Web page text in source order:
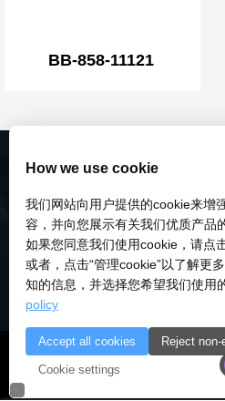
BB-858-11121
© 2018-2026 深圳市研伟科技有
18028922号-3
How we use cookie
我们网站向用户提供的cookie来增
容，并向您展示有关我们优质产品
如果您同意我们使用cookie，请点
或者，点击“管理cookie”以了解更
知的信息，并选择您希望我们使用
policy
Accept all cookies Reject
Cookie settings